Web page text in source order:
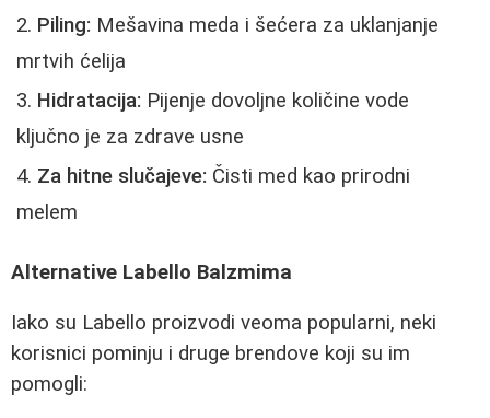
Piling: Mešavina meda i šećera za uklanjanje
mrtvih ćelija
Hidratacija: Pijenje dovoljne količine vode
ključno je za zdrave usne
Za hitne slučajeve: Čisti med kao prirodni
melem
Alternative Labello Balzmima
Iako su Labello proizvodi veoma popularni, neki
korisnici pominju i druge brendove koji su im
pomogli: